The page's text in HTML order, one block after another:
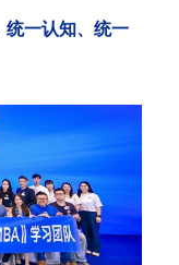
统一认知、统一